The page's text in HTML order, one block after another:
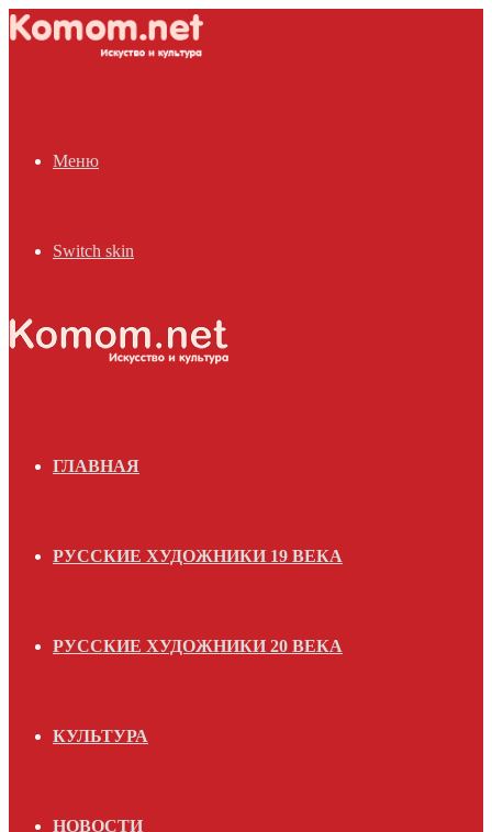
Меню
Switch skin
ГЛАВНАЯ
РУССКИЕ ХУДОЖНИКИ 19 ВЕКА
РУССКИЕ ХУДОЖНИКИ 20 ВЕКА
КУЛЬТУРА
НОВОСТИ